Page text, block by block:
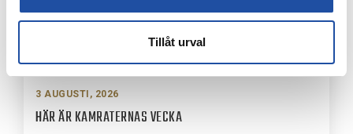
Tillåt urval
3 AUGUSTI, 2026
HÄR ÄR KAMRATERNAS VECKA